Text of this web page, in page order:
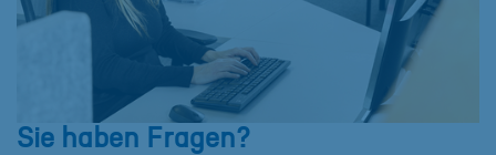
Sie haben Fragen?